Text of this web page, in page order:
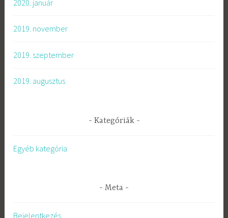
2020. január
2019. november
2019. szeptember
2019. augusztus
Kategóriák
Egyéb kategória
Meta
Bejelentkezés